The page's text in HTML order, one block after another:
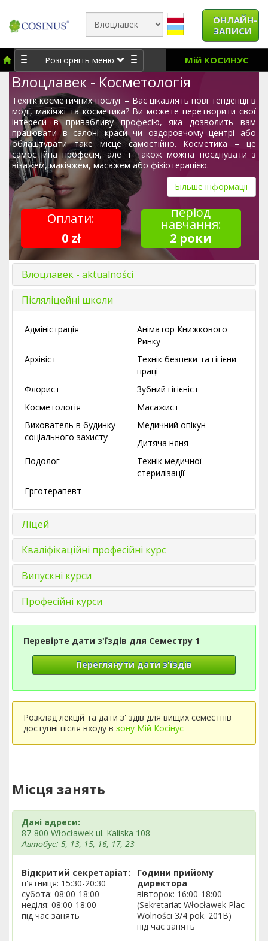
ОНЛАЙН-
ЗАПИСИ
Розгорніть меню Мій КОСИНУС
Влоцлавек - Косметологія
Технік косметичних послуг – Вас цікавлять нові тенденції в
моді, макіяжі та косметика? Ви можете перетворити свої
інтереси в привабливу професію, яка дозволить вам
працювати в салоні краси чи оздоровчому центрі або
облаштувати таке місце самостійно. Косметика – це
самостійна професія, але її також можна поєднувати з
візажем, макіяжем, масажем або фізіотерапією.
Більше інформації
Оплати:
0 zł
період
навчання:
2 роки
Влоцлавек - aktualności
Післяліцейні школи
Адміністрація
Аніматор Книжкового
Ринку
Архівіст
Технік безпеки та гігієни
праці
Флорист
Зубний гігієніст
Косметологія
Масажист
Вихователь в будинку
соціального захисту
Медичний опікун
Дитяча няня
Подолог
Технік медичної
стерилізації
Ерготерапевт
Ліцей
Кваліфікаційні професійні курс
Випускні курси
Професійні курси
Перевірте дати з'їздів для Семестру 1
Переглянути дати з'їздів
Розклад лекцій та дати з'їздів для вищих семестпів
доступні після входу в зону Мій Косінус
Місця занять
Дані адреси:
87-800 Włocławek ul. Kaliska 108
Автобус: 5, 13, 15, 16, 17, 23
Відкритий секретаріат:
п'ятниця: 15:30-20:30
субота: 08:00-18:00
неділя: 08:00-18:00
під час занять
Години прийому
директора
вівторок: 16:00-18:00
(Sekretariat Włocławek Plac
Wolności 3/4 pok. 201B)
під час занять